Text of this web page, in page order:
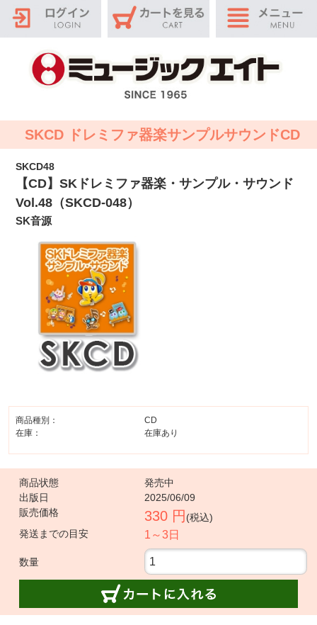
SKCD ドレミファ器楽サンプルサウンドCD
SKCD48
【CD】SKドレミファ器楽・サンプル・サウンド
Vol.48（SKCD-048）
SK音源
商品種別：
CD
在庫：
在庫あり
商品状態
発売中
出版日
2025/06/09
販売価格
330 円 (税込)
発送までの目安
1～3日
数量